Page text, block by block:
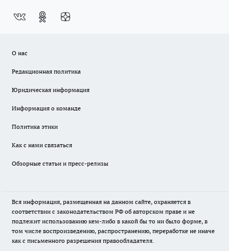
О нас
Редакционная политика
Юридическая информация
Информация о команде
Политика этики
Как с нами связаться
Обзорные статьи и пресс-релизы
Вся информация, размещенная на данном сайте, охраняется в
соответствии с законодательством РФ об авторском праве и не
подлежит использованию кем-либо в какой бы то ни было форме, в
том числе воспроизведению, распространению, переработке не иначе
как с письменного разрешения правообладателя.